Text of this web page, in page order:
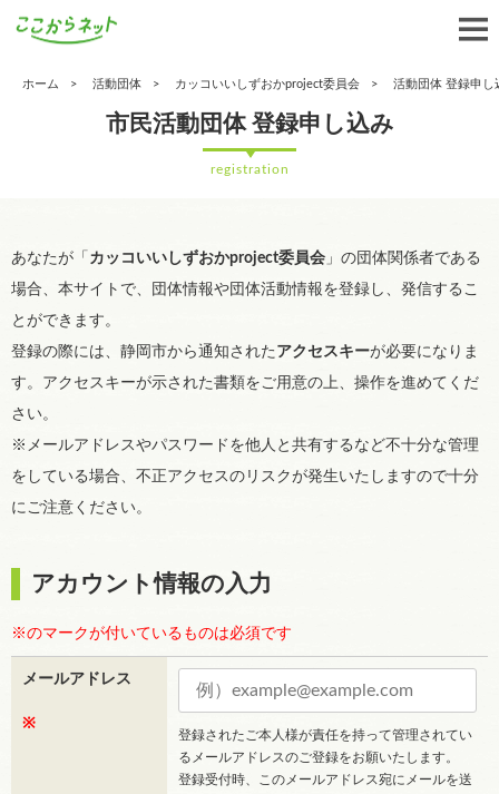
ホーム 活動団体 カッコいいしずおかproject委員会 活動団体 登録申し
市民活動団体 登録申し込み
registration
あなたが「 カッコいいしずおかproject委員会 」の団体関係者である
場合、本サイトで、団体情報や団体活動情報を登録し、発信するこ
とができます。
登録の際には、静岡市から通知されたアクセスキーが必要になりま
す。アクセスキーが示された書類をご用意の上、操作を進めてくだ
さい。
※メールアドレスやパスワードを他人と共有するなど不十分な管理
をしている場合、不正アクセスのリスクが発生いたしますので十分
にご注意ください。
アカウント情報の入力
※のマークが付いているものは必須です
メールアドレス
※
登録されたご本人様が責任を持って管理されてい
るメールアドレスのご登録をお願いたします。
登録受付時、このメールアドレス宛にメールを送